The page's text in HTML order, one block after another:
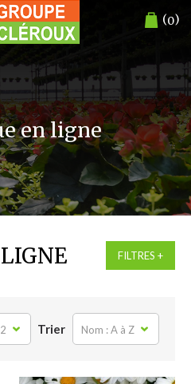
(0)
en ligne
FILTRES
Trier Nom : A à Z